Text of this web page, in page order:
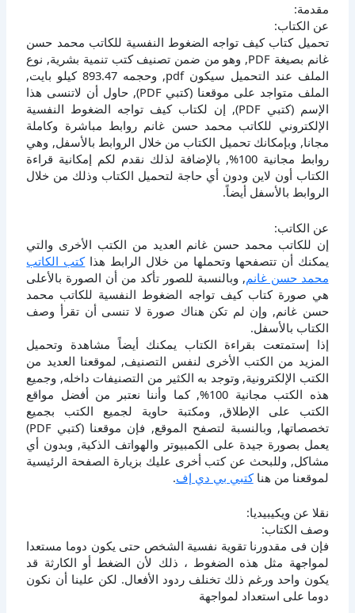
مقدمة:
عن الكتاب:
تحميل كتاب كيف تواجه الضغوط النفسية للكاتب محمد حسن
غانم بصيغة PDF, وهو من ضمن تصنيف كتب تنمية بشرية, نوع
الملف عند التحميل سيكون pdf, وحجمه 893.47 كيلو بايت,
الملف متواجد على موقعنا (كتبي PDF), حاول أن لاتنسى هذا
الإسم (كتبي PDF), إن لكتاب كيف تواجه الضغوط النفسية
الإلكتروني للكاتب محمد حسن غانم روابط مباشرة وكاملة
مجانا, وبإمكانك تحميل الكتاب من خلال الروابط بالأسفل, وهي
روابط مجانية 100%, بالإضافة لذلك نقدم لكم إمكانية قراءة
الكتاب أون لاين ودون أي حاجة لتحميل الكتاب وذلك من خلال
الروابط بالأسفل أيضاً.
عن الكاتب:
إن للكاتب محمد حسن غانم العديد من الكتب الأخرى والتي
يمكنك أن تتصفحها وتحملها من خلال الرابط هذاكتب الكاتب
محمد حسن غانم, وبالنسبة للصور تأكد من أن الصورة بالأعلى
هي صورة كتاب كيف تواجه الضغوط النفسية للكاتب محمد
حسن غانم, وإن لم تكن هناك صورة لا تنسى أن تقرأ وصف
الكتاب بالأسفل.
إذا إستمتعت بقراءة الكتاب يمكنك أيضاً مشاهدة وتحميل
المزيد من الكتب الأخرى لنفس التصنيف, لموقعنا العديد من
الكتب الإلكترونية, وتوجد به الكثير من التصنيفات داخله, وجميع
هذه الكتب مجانية 100%, كما وأننا نعتبر من أفضل مواقع
الكتب على الإطلاق, ومكتبة حاوية لجميع الكتب بجميع
تخصصاتها, وبالنسبة لتصفح الموقع, فإن موقعنا (كتبي PDF)
يعمل بصورة جيدة على الكمبيوتر والهواتف الذكية, وبدون أي
مشاكل, وللبحث عن كتب أخرى عليك بزيارة الصفحة الرئيسية
لموقعنا من هناكتبي بي دي إف.
نقلا عن ويكيبيديا:
وصف الكتاب:
فإن فى مقدورنا تقوية نفسية الشخص حتى يكون دوما مستعدا
لمواجهة مثل هذه الضغوط ، ذلك لأن الضغط أو الكارثة قد
يكون واحد ورغم ذلك تخنلف ردود الأفعال. لكن علينا أن نكون
دوما على استعداد لمواجهة